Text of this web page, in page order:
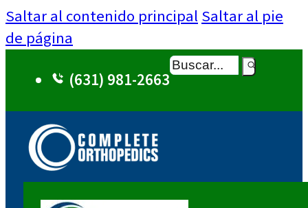
Saltar al contenido principal Saltar al pie
de página
(631) 981-2663
Buscar